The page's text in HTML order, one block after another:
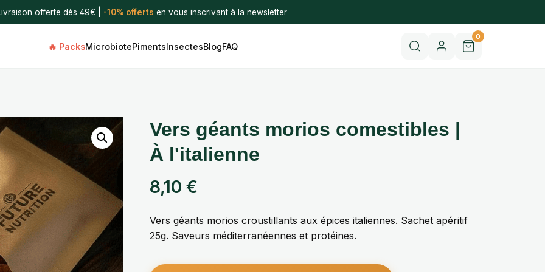
offerte dès 49€ | -10% offerts en vous inscrivant à la newsletter
🔥 PacksMicrobiotePimentsInsectesBlogFAQ
0
Vers géants morios comestibles |
À l'italienne
8,10 €
Vers géants morios croustillants aux épices italiennes. Sachet apéritif
25g. Saveurs méditerranéennes et protéines.